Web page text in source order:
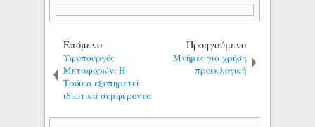
Επόμενο
Υφυπουργός
Μεταφορών: Η
Τρόϊκα εξυπηρετεί
ιδιωτικά συμφέροντα
Προηγούμενο
Μνήμες για χρήση
προεκλογική